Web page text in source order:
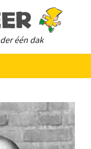
één dak